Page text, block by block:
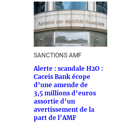
SANCTIONS AMF
Alerte : scandale H2O :
Caceis Bank écope
d’une amende de
3,5 millions d’euros
assortie d’un
avertissement de la
part de l’AMF